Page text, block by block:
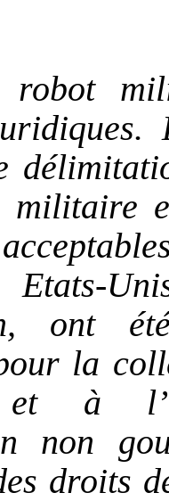
robot
militaire
ont
la
à
non
droits